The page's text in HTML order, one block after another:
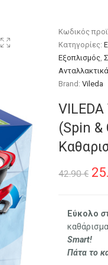
Κωδικός
Κατηγορίες:
Εξοπλισμός,
Ανταλλακτικά
Brand:Vileda
(Spin
42.90€
Εύκολο
Smart!
Πάτα το